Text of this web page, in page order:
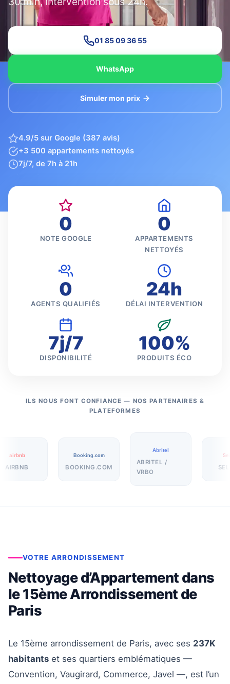
01 85 09 36 55
WhatsApp
Simuler mon prix
4.9/5 sur Google (387 avis)
+3 500 appartements nettoyés
7j/7, de 7h à 21h
0
NOTE GOOGLE
0
APPARTEMENTS
NETTOYÉS
0
AGENTS QUALIFIÉS
24h
DÉLAI INTERVENTION
7j/7
DISPONIBILITÉ
100%
PRODUITS ÉCO
ILS NOUS FONT CONFIANCE — NOS PARTENAIRES &
PLATEFORMES
airbnb
AIRBNB
Booking.com
BOOKING.COM
Abritel
ABRITEL /
VRBO
VOTRE ARRONDISSEMENT
Nettoyage d’Appartement dans
le 15ème Arrondissement de
Paris
Le 15ème arrondissement de Paris, avec ses 237K
habitants et ses quartiers emblématiques —
Convention, Vaugirard, Commerce, Javel —, est l’un